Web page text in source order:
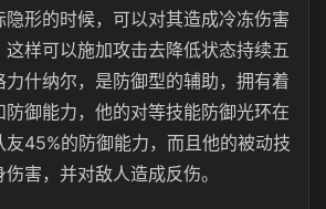
形的时候，可以对其造成冷冻伤害
样可以施加攻击去降低状态持续五
什纳尔，是防御型的辅助，拥有着
防御能力，他的对等技能防御光环在
友45%的防御能力，而且他的被动技
害，并对敌人造成反伤。